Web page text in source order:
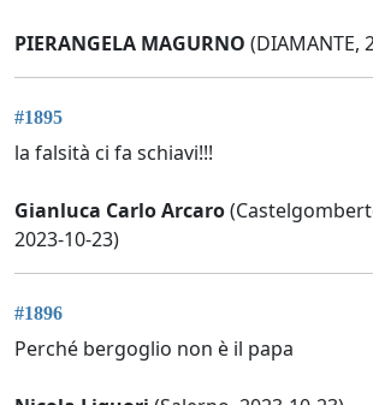
PIERANGELA MAGURNO (DIAMANTE,
#1895
la falsità ci fa schiavi!!!
Gianluca Carlo Arcaro
2023-10-23)
#1896
Perché bergoglio non è il papa